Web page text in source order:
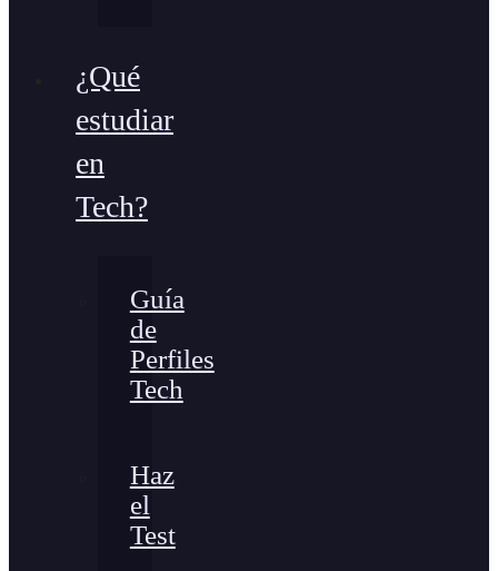
¿Qué
estudiar
en
Tech?
Guía
de
Perfiles
Tech
Haz
el
Test